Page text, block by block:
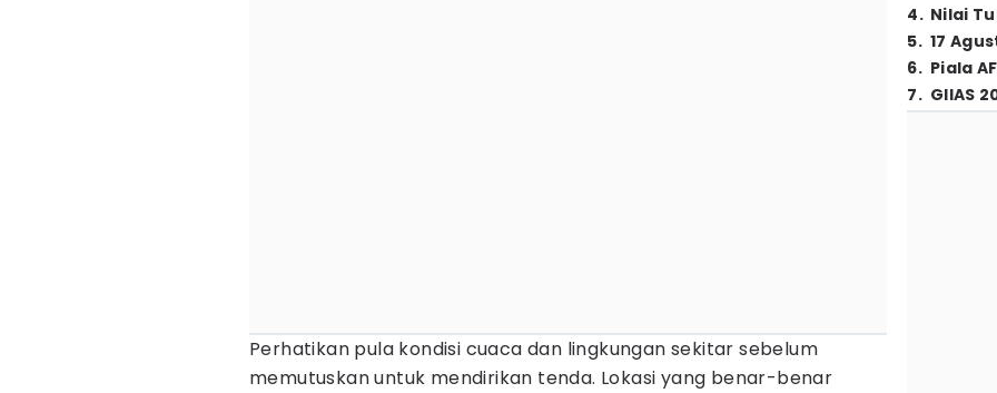
Perhatikan pula kondisi cuaca dan lingkungan sekitar sebelum
memutuskan untuk mendirikan tenda. Lokasi yang benar-benar
4. Nilai
5. 17
6. Piala
7. GIIAS